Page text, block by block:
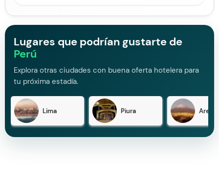
Lugares que podrían gustarte de
Perú
Explora otras ciudades con buena oferta hotelera para
tu próxima estadía.
Lima Piura